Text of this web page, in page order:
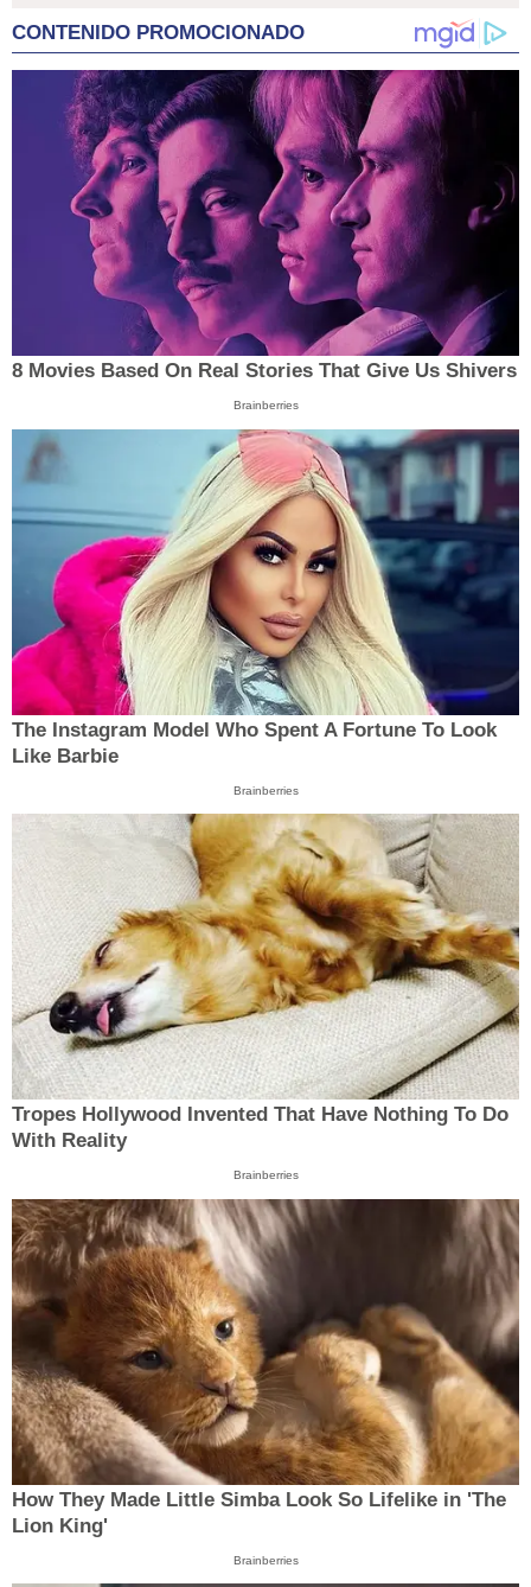
CONTENIDO PROMOCIONADO
8 Movies Based On Real Stories That Give Us Shivers
Brainberries
The Instagram Model Who Spent A Fortune To Look
Like Barbie
Brainberries
Tropes Hollywood Invented That Have Nothing To Do
With Reality
Brainberries
How They Made Little Simba Look So Lifelike in 'The
Lion King'
Brainberries